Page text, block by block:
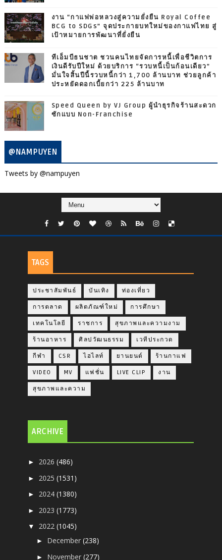
งาน “กาแฟพ่อหลวงสู่ความยั่งยืน Royal Coffee
BCG to SDGs” จุดประกายบทใหม่ของกาแฟไทย สู่
เป้าหมายการพัฒนาที่ยั่งยืน
ทีเอ็มบีธนชาต ชวนคนไทยจัดการหนี้เพื่อชีวิตการ
เงินดีรับปีใหม่ ด้วยบริการ “รวบหนี้เป็นก้อนเดียว”
มั่นใจสิ้นปีนี้รวบหนี้กว่า 1,700 ล้านบาท ช่วยลูกค้า
ประหยัดดอกเบี้ยกว่า 225 ล้านบาท
Speed Queen by VJ Group ผู้นำธุรกิจร้านสะดวก
ซักแบบ Non-Franchise
@NAMPUYEN
Tweets by @nampuyen
TAGS
ประชาสัมพันธ์ บันเทิง ท่องเที่ยว
การตลาด ผลิตภัณฑ์ใหม่ การศึกษา
เทคโนโลยี ราชการ สุขภาพและความงาม
ร้านอาหาร ศิลปวัฒนธรรม เวทีประกวด
กีฬา CSR ไฮไลท์ ยานยนต์ ร้านกาแฟ
VIDEO MV แฟชั่น LIVE CLIP งาน
สุขภาพและความ
ARCHIVE
► 2026(486)
► 2025(1531)
► 2024(1380)
► 2023(1773)
▼ 2022(1045)
► December(238)
► November(277)